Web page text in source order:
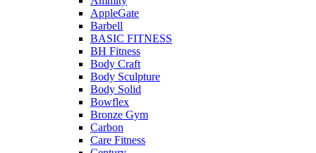
AppleGate
Barbell
BASIC FITNESS
BH Fitness
Body Craft
Body Sculpture
Body Solid
Bowflex
Bronze Gym
Carbon
Care Fitness